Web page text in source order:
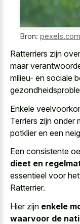
Bron: pexels.com
Ratterriers zijn
maar
milieu- en sociale
Enkele
Terriers zijn onder
potklier en een
Een consistente
dieet en
essentieel voor
Ratterrier.
Hier zijn enkele
waarvoor de